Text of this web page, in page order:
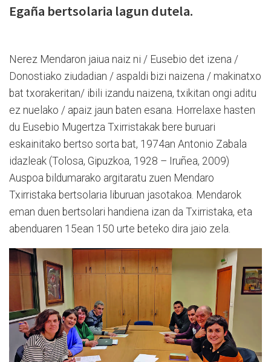
Egaña bertsolaria lagun dutela.
Nerez Mendaron jaiua naiz ni / Eusebio det izena /
Donostiako ziudadian / aspaldi bizi naizena / makinatxo
bat txorakeritan/ ibili izandu naizena, txikitan ongi aditu
ez nuelako / apaiz jaun baten esana. Horrelaxe hasten
du Eusebio Mugertza Txirristakak bere buruari
eskainitako bertso sorta bat, 1974an Antonio Zabala
idazleak (Tolosa, Gipuzkoa, 1928 – Iruñea, 2009)
Auspoa bildumarako argitaratu zuen Mendaro
Txirristaka bertsolaria liburuan jasotakoa. Mendarok
eman duen bertsolari handiena izan da Txirristaka, eta
abenduaren 15ean 150 urte beteko dira jaio zela.